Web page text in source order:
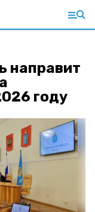
направит
году